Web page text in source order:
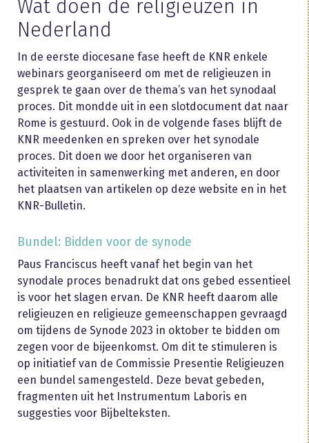
Wat doen de religieuzen in
Nederland
In de eerste diocesane fase heeft de KNR enkele
webinars georganiseerd om met de religieuzen in
gesprek te gaan over de thema’s van het synodaal
proces. Dit mondde uit in een slotdocument dat naar
Rome is gestuurd. Ook in de volgende fases blijft de
KNR meedenken en spreken over het synodale
proces. Dit doen we door het organiseren van
activiteiten in samenwerking met anderen, en door
het plaatsen van artikelen op deze website en in het
KNR-Bulletin.
Bundel: Bidden voor de synode
Paus Franciscus heeft vanaf het begin van het
synodale proces benadrukt dat ons gebed essentieel
is voor het slagen ervan. De KNR heeft daarom alle
religieuzen en religieuze gemeenschappen gevraagd
om tijdens de Synode 2023 in oktober te bidden om
zegen voor de bijeenkomst. Om dit te stimuleren is
op initiatief van de Commissie Presentie Religieuzen
een bundel samengesteld. Deze bevat gebeden,
fragmenten uit het Instrumentum Laboris en
suggesties voor Bijbelteksten.